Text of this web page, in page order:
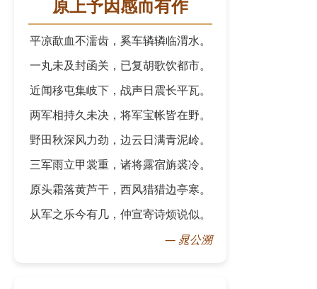
原上予因感而有作
平凉歃血不濡齿，奚车辚辚临渭水。
一丸未及封函关，已复胡歌饮都市。
近闻移屯集岐下，战声日震长平瓦。
两军相持久未决，将军宝帐皆在野。
野田秋深风力劲，边云日满青泥岭。
三军雨立甲裳重，诸将露宿旃裘冷。
原头霜落黄芦干，西风猎猎边亭寒。
从军之乐今有几，仲宣寄诗烦说似。
— 晁公溯